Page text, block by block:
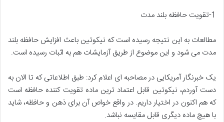
1-تقویت حافظه بلند مدت
مطالعات به این نتیجه رسیده است که نیکوتین باعث افزایش حافظه بلند
مدت می شود و این موضوع از طریق آزمایشات هم به اثبات رسیده است.
یک خبرنگار آمریکایی در مصاحبه ای اعلام کرد: طبق اطلاعاتی که تا الان به
دست آوردم، نیکوتین قابل اعتماد ترین ماده تقویت کننده حافظه است
که هم اکنون در اختیار داریم. در واقع خواص آن برای ذهن و حافظه، شاید
با هیچ ماده دیگری قابل مقایسه نباشد.